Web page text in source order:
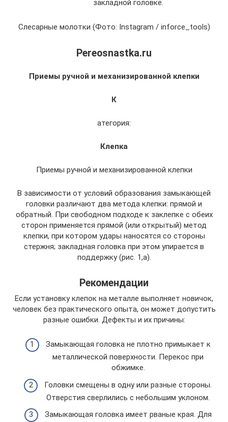
закладной головке.
Слесарные молотки (Фото: Instagram / inforce_tools)
Pereosnastka.ru
Приемы ручной и механизированной клепки
К
атегория:
Клепка
Приемы ручной и механизированной клепки
В зависимости от условий образования замыкающей
головки различают два метода клепки: прямой и
обратный. При свободном подходе к заклепке с обеих
сторон применяется прямой (или открытый) метод
клепки, при котором удары наносятся со стороны
стержня; закладная головка при этом упирается в
поддержку (рис. 1,а).
Рекомендации
Если установку клепок на металле выполняет новичок,
человек без практического опыта, он может допустить
разные ошибки. Дефекты и их причины:
Замыкающая головка не плотно примыкает к
металлической поверхности. Перекос при
обжимке.
Головки смещены в одну или разные стороны.
Отверстия сверлились с небольшим уклоном.
Замыкающая головка имеет рваные края. Для